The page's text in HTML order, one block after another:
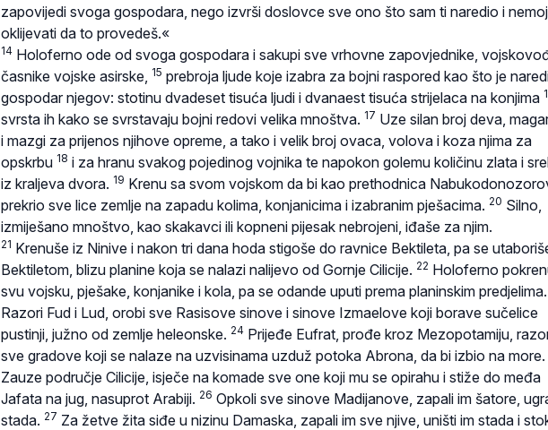
zapovijedi svoga gospodara, nego izvrši doslovce sve ono što sam ti naredio i nemoj
oklijevati da to provedeš.«
14 Holoferno ode od svoga gospodara i sakupi sve vrhovne zapovjednike,
časnike vojske asirske,
15 prebroja ljude koje izabra za bojni raspored kao što je
gospodar njegov: stotinu dvadeset tisuća ljudi i dvanaest tisuća strijelaca na konjima
svrsta ih kako se svrstavaju bojni redovi velika mnoštva. 17 Uze silan broj deva,
i mazgi za prijenos njihove opreme, a tako i velik broj ovaca, volova i koza njima za
opskrbu 18 i za hranu svakog pojedinog vojnika te napokon golemu količinu zlata i
iz kraljeva dvora. 19 Krenu sa svom vojskom da bi kao prethodnica
prekrio sve lice zemlje na zapadu kolima, konjanicima i izabranim pješacima. 20 Silno,
izmiješano mnoštvo, kao skakavci ili kopneni pijesak nebrojeni, iđaše za njim.
21 Krenuše iz Ninive i nakon tri dana hoda stigoše do ravnice Bektileta, pa se
Bektiletom, blizu planine koja se nalazi nalijevo od Gornje Cilicije. 22 Holoferno
svu vojsku, pješake, konjanike i kola, pa se odande uputi prema planinskim predjelima.
Razori Fud i Lud, orobi sve Rasisove sinove i sinove Izmaelove koji borave sučelice
pustinji, južno od zemlje heleonske. 24 Prijeđe Eufrat, prođe kroz Mezopotamiju,
sve gradove koji se nalaze na uzvisinama uzduž potoka Abrona, da bi izbio na more.
Zauze područje Cilicije, isječe na komade sve one koji mu se opirahu i stiže do međa
Jafata na jug, nasuprot Arabiji. 26 Opkoli sve sinove Madijanove, zapali im šatore,
stada. 27 Za žetve žita siđe u nizinu Damaska, zapali im sve njive, uništi im stada i